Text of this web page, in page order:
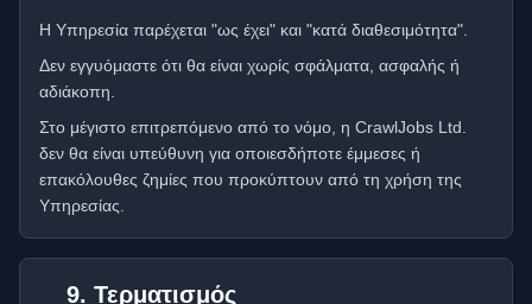
Η Υπηρεσία παρέχεται "ως έχει" και "κατά διαθεσιμότητα".
Δεν εγγυόμαστε ότι θα είναι χωρίς σφάλματα, ασφαλής ή
αδιάκοπη.
Στο μέγιστο επιτρεπόμενο από το νόμο, η CrawlJobs Ltd.
δεν θα είναι υπεύθυνη για οποιεσδήποτε έμμεσες ή
επακόλουθες ζημίες που προκύπτουν από τη χρήση της
Υπηρεσίας.
9. Τερματισμός